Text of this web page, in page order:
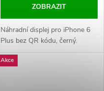
ZOBRAZIT
Náhradní displej pro iPhone 6
Plus bez QR kódu, černý.
Akce